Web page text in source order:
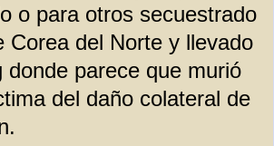
o para otros secuestrado
Corea del Norte y llevado
donde parece que murió
del daño colateral de